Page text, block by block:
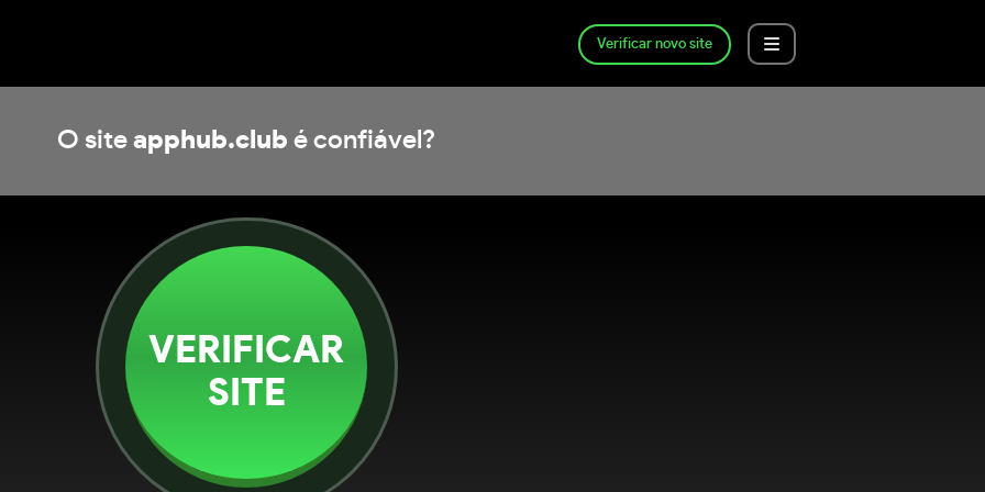
Verificar novo site
O site apphub.club é confiável?
VERIFICAR
SITE